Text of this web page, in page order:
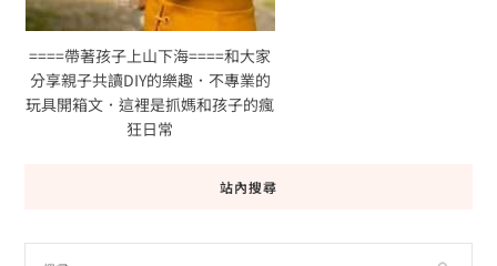
====帶著孩子上山下海====和大家
分享親子共讀DIY的樂趣．不專業的
玩具開箱文．這裡是抓媽和孩子的瘋
狂日常
站內搜尋